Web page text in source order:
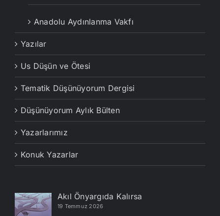
Anadolu Aydınlanma Vakfı
Yazılar
Us Düşün ve Ötesi
Tematik Düşünüyorum Dergisi
Düşünüyorum Aylık Bülten
Yazarlarımız
Konuk Yazarlar
Akıl Önyargıda Kalırsa
19 Temmuz 2026